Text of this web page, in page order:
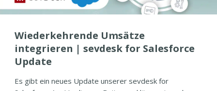
Wiederkehrende Umsätze
integrieren | sevdesk for Salesforce
Update
Es gibt ein neues Update unserer sevdesk for